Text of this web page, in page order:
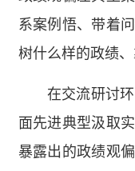
系案例悟、带着
树什么样的政绩
在交流研讨
面先进典型汲取
暴露出的政绩观